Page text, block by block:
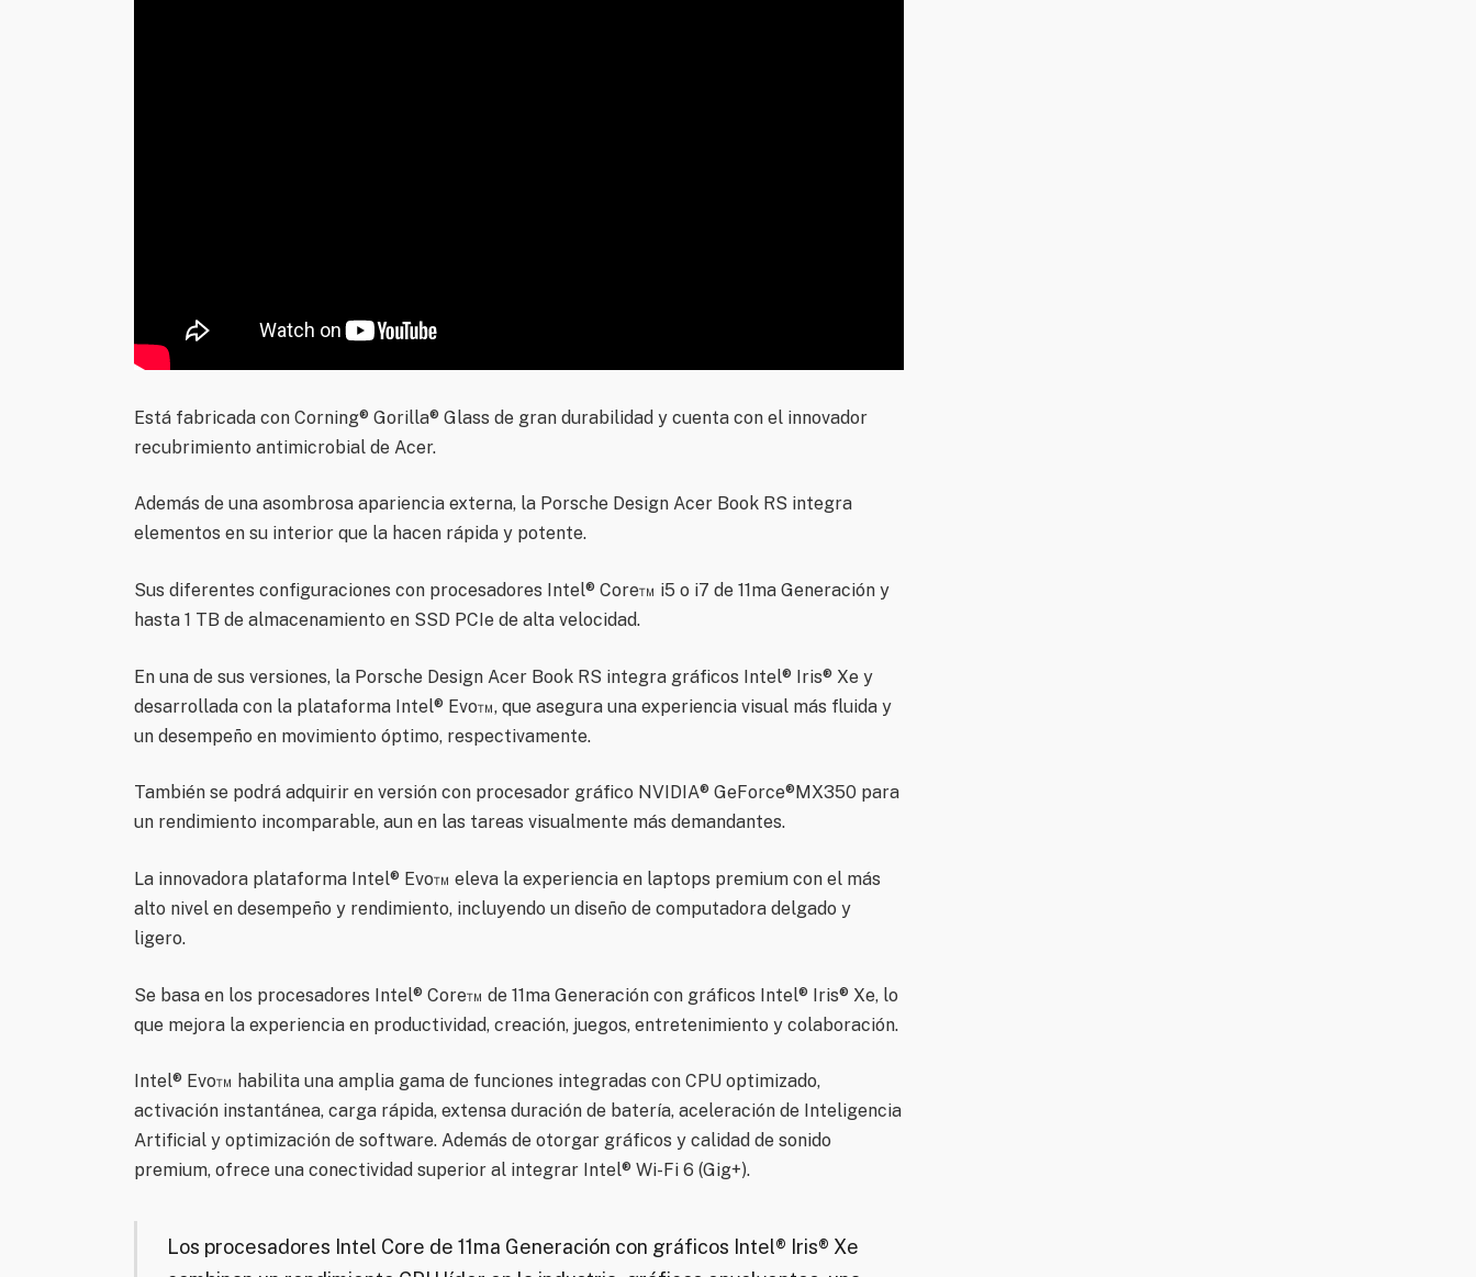
Está fabricada con Corning® Gorilla® Glass de gran durabilidad y cuenta con el innovador
recubrimiento antimicrobial de Acer.
Además de una asombrosa apariencia externa, la Porsche Design Acer Book RS integra
elementos en su interior que la hacen rápida y potente.
Sus diferentes configuraciones con procesadores Intel® Core™ i5 o i7 de 11ma Generación y
hasta 1 TB de almacenamiento en SSD PCIe de alta velocidad.
En una de sus versiones, la Porsche Design Acer Book RS integra gráficos Intel® Iris® Xe y
desarrollada con la plataforma Intel® Evo™, que asegura una experiencia visual más fluida y
un desempeño en movimiento óptimo, respectivamente.
También se podrá adquirir en versión con procesador gráfico NVIDIA® GeForce®MX350 para
un rendimiento incomparable, aun en las tareas visualmente más demandantes.
La innovadora plataforma Intel® Evo™ eleva la experiencia en laptops premium con el más
alto nivel en desempeño y rendimiento, incluyendo un diseño de computadora delgado y
ligero.
Se basa en los procesadores Intel® Core™ de 11ma Generación con gráficos Intel® Iris® Xe, lo
que mejora la experiencia en productividad, creación, juegos, entretenimiento y colaboración.
Intel® Evo™ habilita una amplia gama de funciones integradas con CPU optimizado,
activación instantánea, carga rápida, extensa duración de batería, aceleración de Inteligencia
Artificial y optimización de software. Además de otorgar gráficos y calidad de sonido
premium, ofrece una conectividad superior al integrar Intel® Wi-Fi 6 (Gig+).
Los procesadores Intel Core de 11ma Generación con gráficos Intel® Iris® Xe